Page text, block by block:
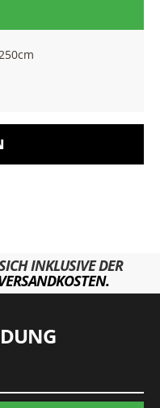
INKLUSIVE DER